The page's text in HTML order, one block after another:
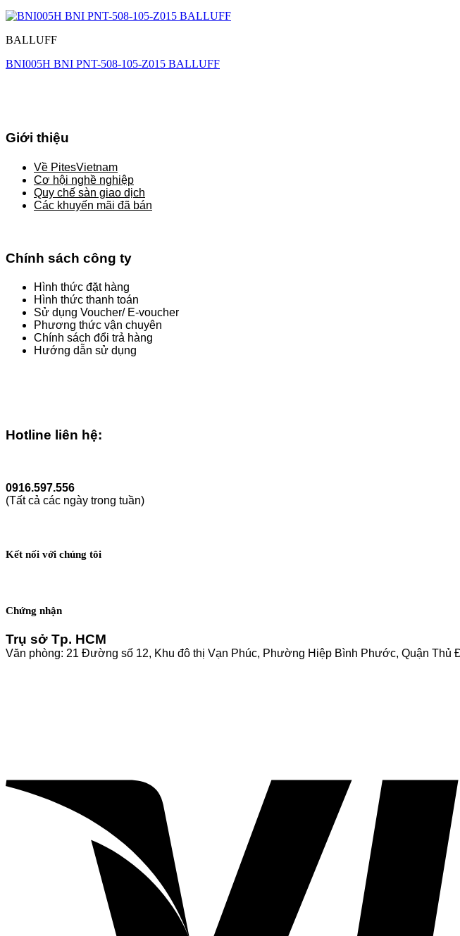
BALLUFF
BNI005H BNI PNT-508-105-Z015 BALLUFF
Giới thiệu
Về PitesVietnam
Cơ hội nghề nghiệp
Quy chế sàn giao dịch
Các khuyến mãi đã bán
Chính sách công ty
Hình thức đặt hàng
Hình thức thanh toán
Sử dụng Voucher/ E-voucher
Phương thức vận chuyên
Chính sách đổi trả hàng
Hướng dẫn sử dụng
Hotline liên hệ:
0916.597.556
(Tất cả các ngày trong tuần)
Kết nối với chúng tôi
Chứng nhận
Trụ sở Tp. HCM
Văn phòng: 21 Đường số 12, Khu đô thị Vạn Phúc, Phường Hiệp Bình Phước, Quận Thủ